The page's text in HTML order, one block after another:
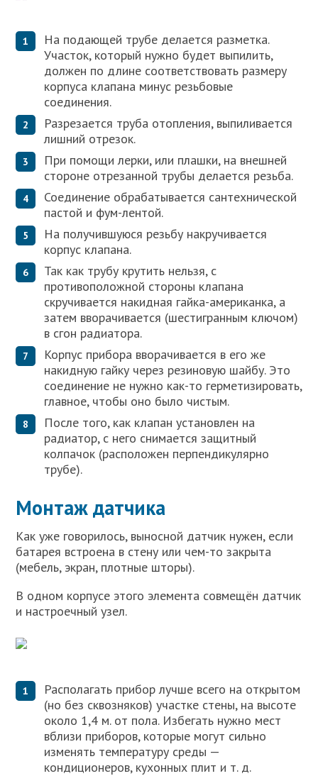
На подающей трубе делается разметка.
Участок, который нужно будет выпилить,
должен по длине соответствовать размеру
корпуса клапана минус резьбовые
соединения.
Разрезается труба отопления, выпиливается
лишний отрезок.
При помощи лерки, или плашки, на внешней
стороне отрезанной трубы делается резьба.
Соединение обрабатывается сантехнической
пастой и фум-лентой.
На получившуюся резьбу накручивается
корпус клапана.
Так как трубу крутить нельзя, с
противоположной стороны клапана
скручивается накидная гайка-американка, а
затем вворачивается (шестигранным ключом)
в сгон радиатора.
Корпус прибора вворачивается в его же
накидную гайку через резиновую шайбу. Это
соединение не нужно как-то герметизировать,
главное, чтобы оно было чистым.
После того, как клапан установлен на
радиатор, с него снимается защитный
колпачок (расположен перпендикулярно
трубе).
Монтаж датчика
Как уже говорилось, выносной датчик нужен, если
батарея встроена в стену или чем-то закрыта
(мебель, экран, плотные шторы).
В одном корпусе этого элемента совмещён датчик
и настроечный узел.
Располагать прибор лучше всего на открытом
(но без сквозняков) участке стены, на высоте
около 1,4 м. от пола. Избегать нужно мест
вблизи приборов, которые могут сильно
изменять температуру среды —
кондиционеров, кухонных плит и т. д.